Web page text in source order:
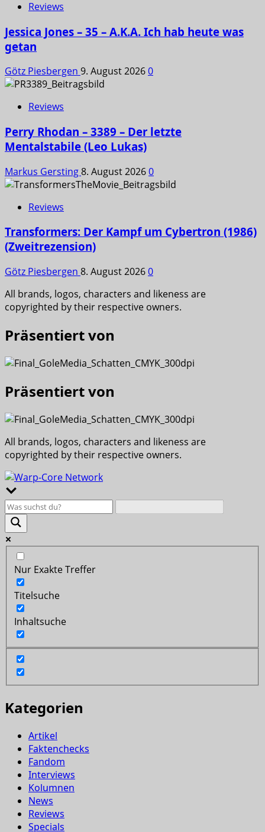
Reviews
Jessica Jones – 35 – A.K.A. Ich hab heute was
getan
Götz Piesbergen 9. August 20260
Reviews
Perry Rhodan – 3389 – Der letzte
Mentalstabile (Leo Lukas)
Markus Gersting8. August 20260
Reviews
Transformers: Der Kampf um Cybertron (1986)
(Zweitrezension)
Götz Piesbergen 8. August 20260
All brands, logos, characters and likeness are
copyrighted by their respective owners.
Präsentiert von
Präsentiert von
All brands, logos, characters and likeness are
copyrighted by their respective owners.
Nur Exakte Treffer
Titelsuche
Inhaltsuche
Kategorien
Artikel
Faktenchecks
Fandom
Interviews
Kolumnen
News
Reviews
Specials